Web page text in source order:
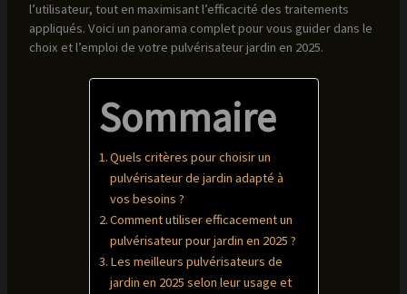
l’utilisateur, tout en maximisant l’efficacité des traitements
appliqués. Voici un panorama complet pour vous guider dans le
choix et l’emploi de votre pulvérisateur jardin en 2025.
Sommaire
Quels critères pour choisir un
pulvérisateur de jardin adapté à
vos besoins ?
Comment utiliser efficacement un
pulvérisateur pour jardin en 2025 ?
Les meilleurs pulvérisateurs de
jardin en 2025 selon leur usage et